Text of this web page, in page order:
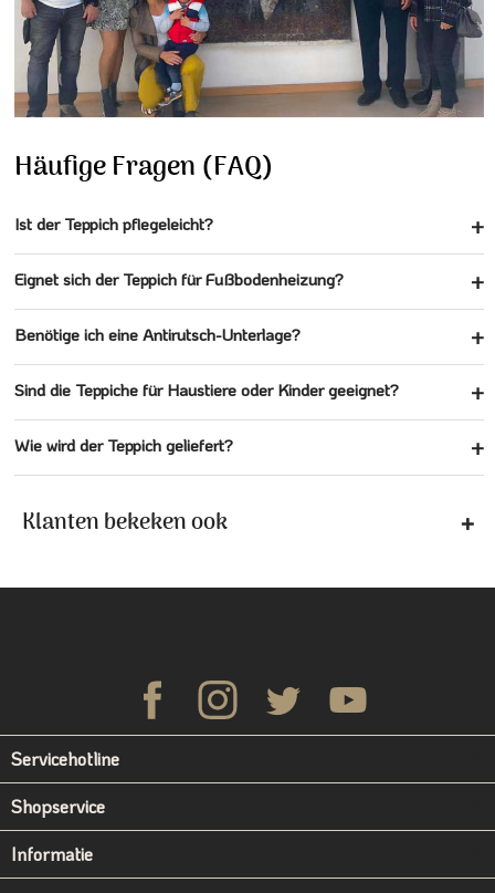
Häufige Fragen (FAQ)
Ist der Teppich pflegeleicht?
Eignet sich der Teppich für Fußbodenheizung?
Benötige ich eine Antirutsch-Unterlage?
Sind die Teppiche für Haustiere oder Kinder geeignet?
Wie wird der Teppich geliefert?
Klanten bekeken ook
Servicehotline
Shopservice
Informatie